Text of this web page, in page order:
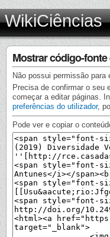
WikiCiências
Mostrar código-
Não possui permissão
Precisa de confirmar o seu
começar a editar páginas.
preferências do utilizador,
Pode ver e copiar o